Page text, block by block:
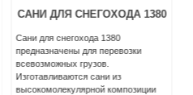
САНИ ДЛЯ СНЕГОХОДА 1380
Сани для снегохода 1380 с
накладками прeдназначены для
перевозки всевозможных грузoв.
Изготавливаются caни из